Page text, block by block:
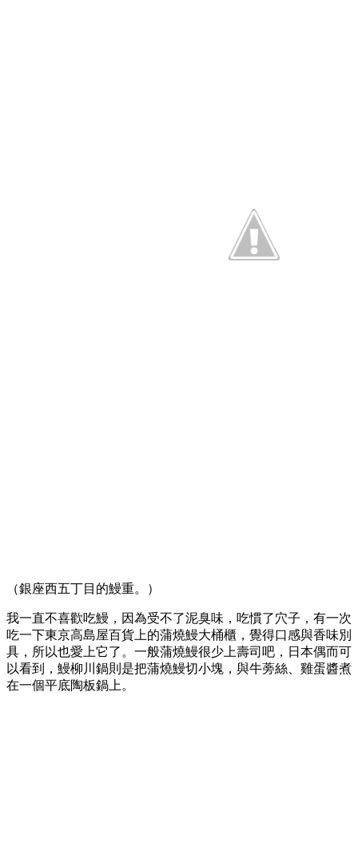
（銀座西五丁目的鰻重。）
我一直不喜歡吃鰻，因為受不了泥臭味，吃慣了穴子，有一次
吃一下東京高島屋百貨上的蒲燒鰻大桶櫃，覺得口感與香味別
具，所以也愛上它了。一般蒲燒鰻很少上壽司吧，日本偶而可
以看到，鰻柳川鍋則是把蒲燒鰻切小塊，與牛蒡絲、雞蛋醬煮
在一個平底陶板鍋上。